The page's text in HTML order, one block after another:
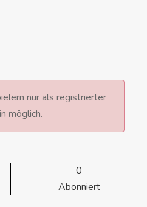
nur als registrierter
möglich.
0
Abonniert